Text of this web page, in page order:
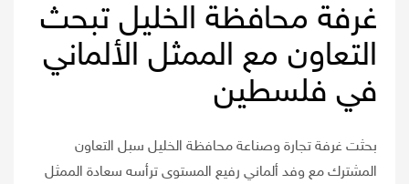
غرفة محافظة الخليل تبحث
التعاون مع الممثل الألماني
في فلسطين
بحثت غرفة تجارة وصناعة محافظة الخليل سبل التعاون
المشترك مع وفد ألماني رفيع المستوى ترأسه سعادة الممثل